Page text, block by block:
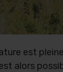
est
alors